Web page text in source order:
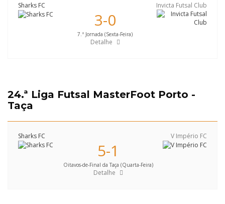
Sharks FC Invicta Futsal Club
3-0
7.ª Jornada (Sexta-Feira)
Detalhe
24.ª Liga Futsal MasterFoot Porto -
Taça
Sharks FC V Império FC
5-1
Oitavos-de-Final da Taça (Quarta-Feira)
Detalhe